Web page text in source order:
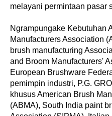
melayani permintaan pasar
Ngrampungake Kebutuhan
Manufacturers Association
brush manufacturing
and Broom Manufacturers'
European Brushware
pemimpin industri, P.G.
khusus American Brush
(ABMA), South India paint